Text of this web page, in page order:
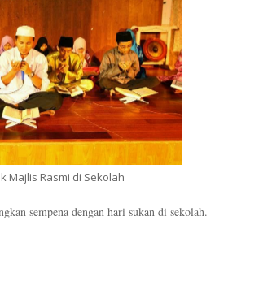
Majlis Rasmi di Sekolah
sempena dengan hari sukan di sekolah.